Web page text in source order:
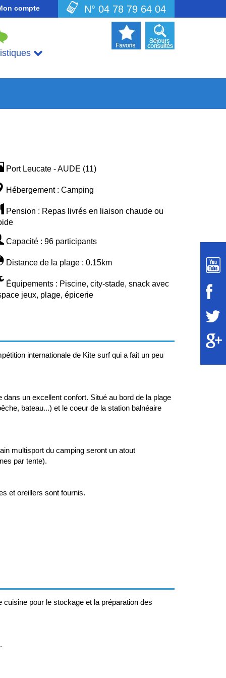
compte N° 04 78 79 64 04
Port Leucate - AUDE (11)
Hébergement : Camping
Pension : Repas livrés en liaison chaude ou
Capacité : 96 participants
Distance de la plage : 0.15km
Équipements : Piscine, city-stade, snack avec
jeux, plage, épicerie
internationale de Kite surf qui a fait un peu
un excellent confort. Situé au bord de la plage
bateau...) et le coeur de la station balnéaire
multisport du camping seront un atout
par tente).
et oreillers sont fournis.
pour le stockage et la préparation des